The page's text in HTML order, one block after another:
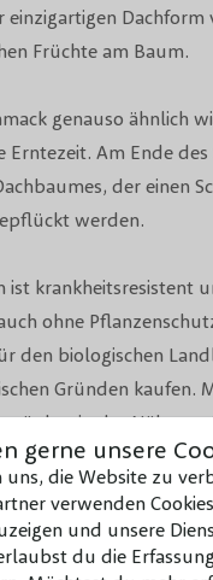
gerne unsere
uns, die Website zu
verwenden
und unsere
du die
Dachform
Früchte am Baum.
genauso ähnlich
Am Ende des
der einen
werden.
ist krankheitsresistent
ohne
den biologischen
Gründen kaufen.
in der Nähe
Bestäubern einmal an.